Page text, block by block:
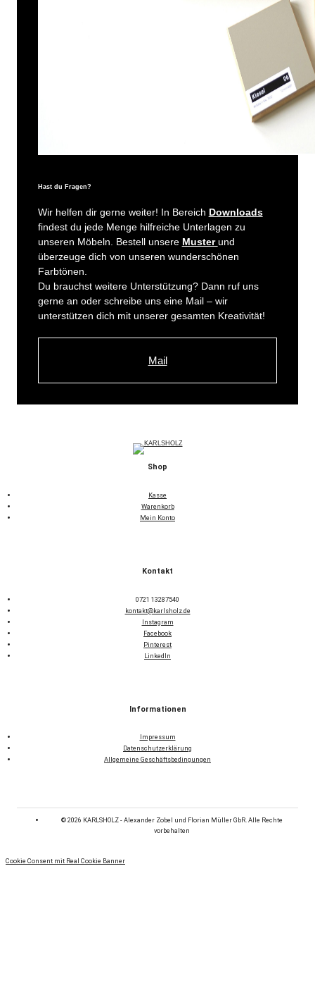
Hast du Fragen?
Wir helfen dir gerne weiter! In Bereich Downloads
findest du jede Menge hilfreiche Unterlagen zu
unseren Möbeln. Bestell unsere Musterund
überzeuge dich von unseren wunderschönen
Farbtönen.
Du brauchst weitere Unterstützung? Dann ruf uns
gerne an oder schreibe uns eine Mail – wir
unterstützen dich mit unserer gesamten Kreativität!
Mail
Shop
Kasse
Warenkorb
Mein Konto
Kontakt
0721 13287540
kontakt@karlsholz.de
Instagram
Facebook
Pinterest
LinkedIn
Informationen
Impressum
Datenschutzerklärung
Allgemeine Geschäftsbedingungen
© 2026 KARLSHOLZ - Alexander Zobel und Florian Müller GbR. Alle Rechte
vorbehalten
Cookie Consent mit Real Cookie Banner